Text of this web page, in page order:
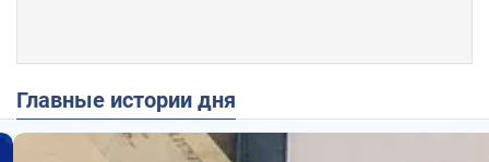
Главные истории дня